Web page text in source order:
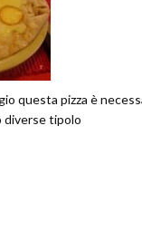
questa pizza è
diverse tipolo